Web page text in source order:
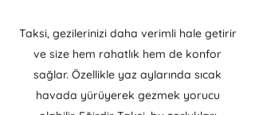
Taksi, gezilerinizi daha verimli hale getirir
ve size hem rahatlık hem de konfor
sağlar. Özellikle yaz aylarında sıcak
havada yürüyerek gezmek yorucu